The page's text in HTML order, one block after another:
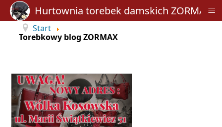
Start
Torebkowy blog ZORMAX
Hurtownia torebek damskich ZORMAX≡